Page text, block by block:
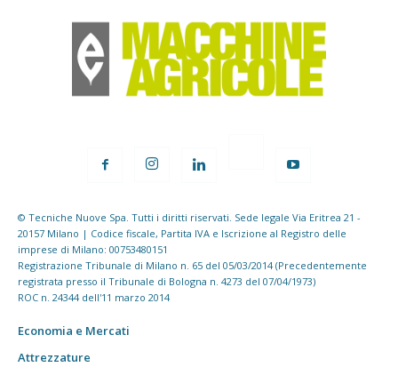
© Tecniche Nuove Spa. Tutti i diritti riservati. Sede legale Via Eritrea 21 -
20157 Milano | Codice fiscale, Partita IVA e Iscrizione al Registro delle
imprese di Milano: 00753480151
Registrazione Tribunale di Milano n. 65 del 05/03/2014 (Precedentemente
registrata presso il Tribunale di Bologna n. 4273 del 07/04/1973)
ROC n. 24344 dell'11 marzo 2014
Economia e Mercati
Attrezzature